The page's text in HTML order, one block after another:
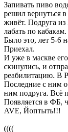
Запивать пиво
решил вернуться
живёт. Подруга
лабать по
Было это, лет 5-6
Приехал.
И уже в маскве
скинулись, и
реабилитацию. В
Последние с ним
ним подруга. Всё
Появляется в ФБ,
AVE, Йоптыть!!!
((((